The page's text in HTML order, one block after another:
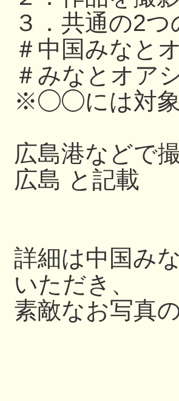
３．共通の2
＃中国みなと
＃みなとオ
※◯◯には対象
広島港などで
広島 と記載
詳細は中国み
いただき、
素敵なお写真